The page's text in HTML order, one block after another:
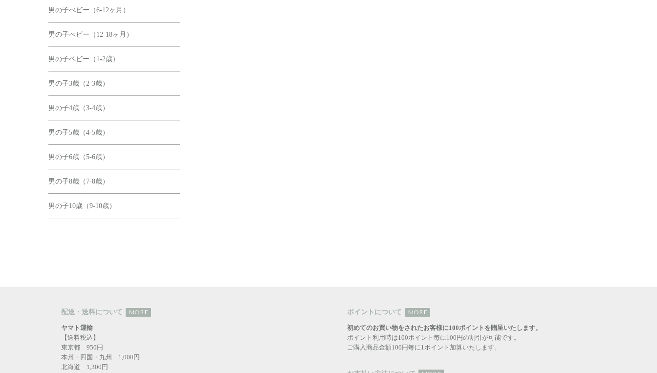
男の子べビー（6-12ヶ月）
男の子べビー（12-18ヶ月）
男の子ベビー（1-2歳）
男の子3歳（2-3歳）
男の子4歳（3-4歳）
男の子5歳（4-5歳）
男の子6歳（5-6歳）
男の子8歳（7-8歳）
男の子10歳（9-10歳）
配送・送料について MORE
ヤマト運輸
【送料税込】
東京都 950円
本州・四国・九州 1,000円
北海道 1,300円
ポイントについて MORE
初めてのお買い物をされたお客様に100ポイントを贈呈いたします。
ポイント利用時は100ポイント毎に100円の割引が可能です。
ご購入商品金額100円毎に1ポイント加算いたします。